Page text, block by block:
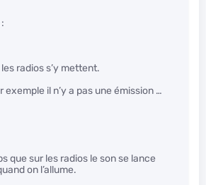
radios s’y mettent.
il n’y a pas une émission …
que sur les radios le son se lance
on l’allume.